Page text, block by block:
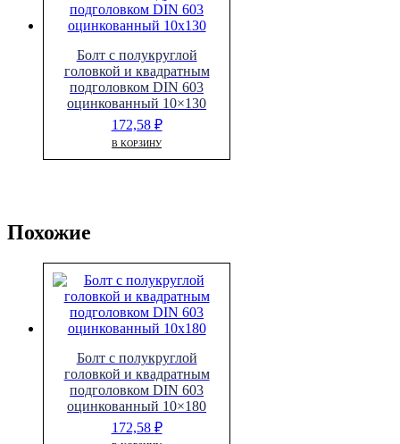
Болт с полукруглой
головкой и квадратным
подголовком DIN 603
оцинкованный 10×130
172,58 ₽
В КОРЗИНУ
Похожие
Болт с полукруглой
головкой и квадратным
подголовком DIN 603
оцинкованный 10×180
172,58 ₽